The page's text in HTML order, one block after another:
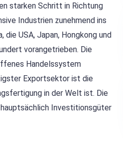
starken Schritt in Richtung
Industrien zunehmend ins
USA, Japan, Hongkong und
vorangetrieben. Die
Handelssystem
Exportsektor ist die
in der Welt ist. Die
Investitionsgüter